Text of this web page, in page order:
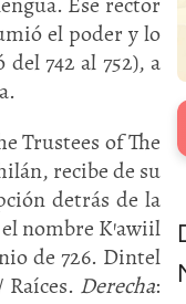
el poder y lo
742 al 752), a
Trustees of The
recibe de su
detrás de la
nombre K’awiil
de 726. Dintel
Derecha: